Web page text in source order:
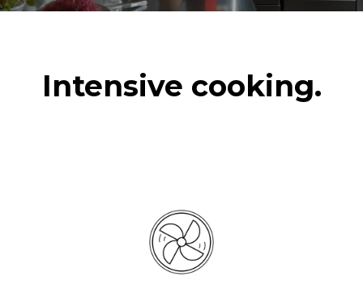
Intensive cooking.